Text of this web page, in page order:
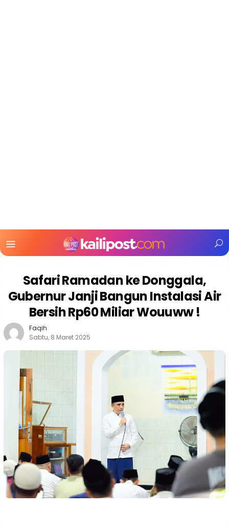
Mobile
Safari Ramadan ke Donggala,
Gubernur Janji Bangun Instalasi Air
Bersih Rp60 Miliar Wouuww !
Faqih
Sabtu, 8 Maret 2025